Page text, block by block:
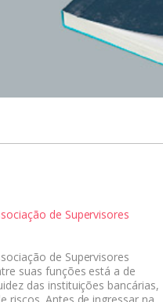
de Supervisores
de Supervisores
suas funções está a de
das instituições bancárias,